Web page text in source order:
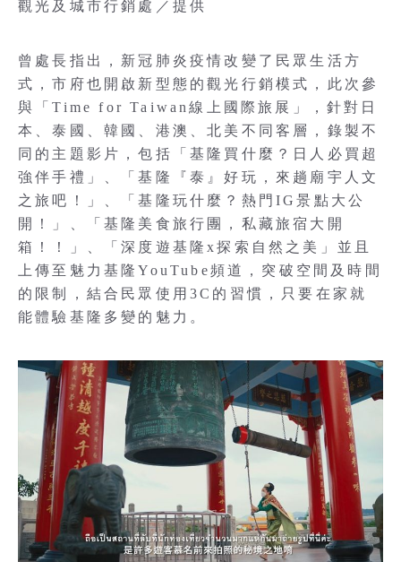
觀光及城市行銷處／提供
曾處長指出，新冠肺炎疫情改變了民眾生活方
式，市府也開啟新型態的觀光行銷模式，此次參
與「Time for Taiwan線上國際旅展」，針對日
本、泰國、韓國、港澳、北美不同客層，錄製不
同的主題影片，包括「基隆買什麼？日人必買超
強伴手禮」、「基隆『泰』好玩，來趟廟宇人文
之旅吧！」、「基隆玩什麼？熱門IG景點大公
開！」、「基隆美食旅行團，私藏旅宿大開
箱！！」、「深度遊基隆x探索自然之美」並且
上傳至魅力基隆YouTube頻道，突破空間及時間
的限制，結合民眾使用3C的習慣，只要在家就
能體驗基隆多變的魅力。